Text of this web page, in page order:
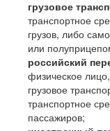
грузовое
транспортное
грузов, либо
или
российский
физическое
грузовое
транспортное
пассажиров;